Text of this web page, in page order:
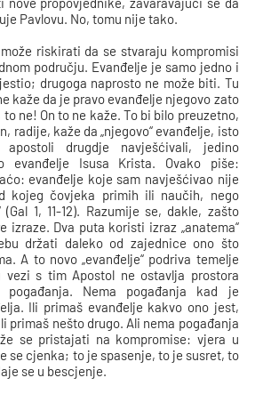
Pavlovu. No, tomu nije tako.
riskirati da se stvaraju kompromisi
području. Evanđelje je samo jedno i
drugoga naprosto ne može biti. Tu
kaže da je pravo evanđelje njegovo zato
ne! On to ne kaže. To bi bilo preuzetno,
radije, kaže da „njegovo“ evanđelje, isto
drugdje navješćivali, jedino
Isusa Krista. Ovako piše:
evanđelje koje sam navješćivao nije
kojeg čovjeka primih ili naučih, nego
1, 11-12). Razumije se, dakle, zašto
izraze. Dva puta koristi izraz „anatema“
držati daleko od zajednice ono što
A to novo „evanđelje“ podriva temelje
vezi s tim Apostol ne ostavlja prostora
Nema pogađanja kad je
Ili primaš evanđelje kakvo ono jest,
primaš nešto drugo. Ali nema pogađanja
se pristajati na kompromise: vjera u
se cjenka; to je spasenje, to je susret, to
se u bescjenje.